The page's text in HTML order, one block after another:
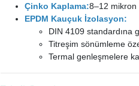
Çinko Kaplama:8–12 mikron
EPDM Kauçuk İzolasyon:
DIN 4109 standardına
Titreşim sönümleme
Termal genleşmelere